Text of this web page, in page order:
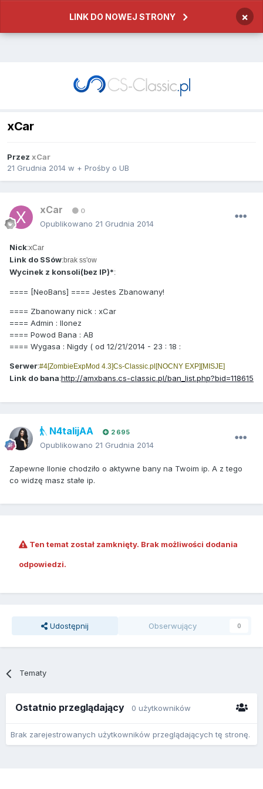
LINK DO NOWEJ STRONY ×
xCar
Przez xCar
21 Grudnia 2014 w + Prośby o UB
xCar 0
Opublikowano 21 Grudnia 2014
Nick:xCar
Link do SSów:brak ss'ow
Wycinek z konsoli(bez IP)*:
==== [NeoBans] ==== Jestes Zbanowany!
==== Zbanowany nick : xCar
==== Admin : Ilonez
==== Powod Bana : AB
==== Wygasa : Nigdy ( od 12/21/2014 - 23 : 18 :
Serwer:#4[ZombieExpMod 4.3]Cs-Classic.pl[NOCNY EXP][MISJE]
Link do bana:http://amxbans.cs-classic.pl/ban_list.php?bid=118615
N4talijAA 2 695
Opublikowano 21 Grudnia 2014
Zapewne Ilonie chodziło o aktywne bany na Twoim ip. A z tego
co widzę masz stałe ip.
Ten temat został zamknięty. Brak możliwości dodania
odpowiedzi.
Udostępnij Obserwujący 0
Tematy
Ostatnio przeglądający 0 użytkowników
Brak zarejestrowanych użytkowników przeglądających tę stronę.